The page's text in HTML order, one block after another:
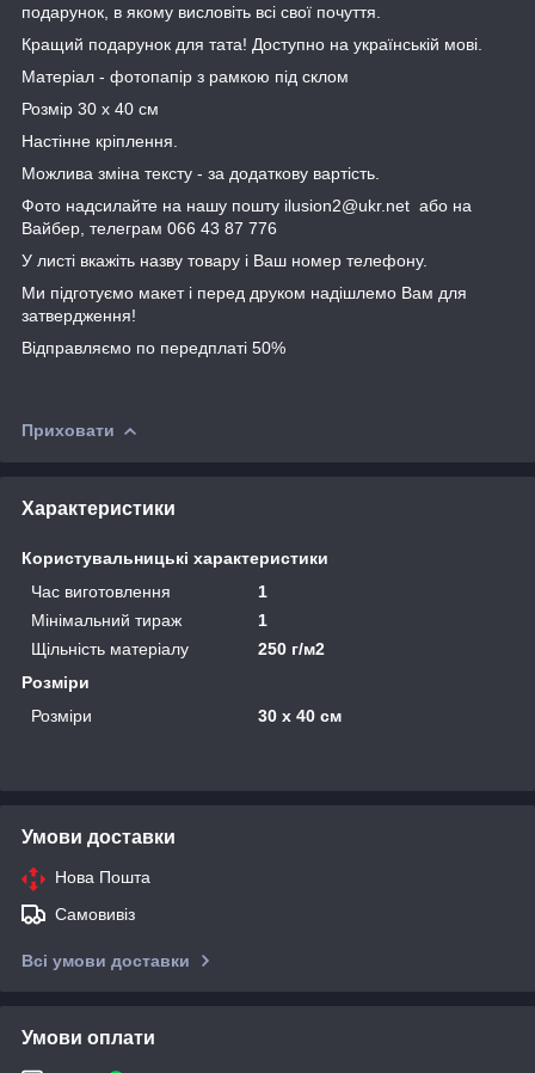
подарунок, в якому висловіть всі свої почуття.
Кращий подарунок для тата! Доступно на українській мові.
Матеріал - фотопапір з рамкою під склом
Розмір 30 х 40 см
Настінне кріплення.
Можлива зміна тексту - за додаткову вартість.
Фото надсилайте на нашу пошту ilusion2@ukr.net або на
Вайбер, телеграм 066 43 87 776
У листі вкажіть назву товару і Ваш номер телефону.
Ми підготуємо макет і перед друком надішлемо Вам для
затвердження!
Відправляємо по передплаті 50%
Приховати
Характеристики
Користувальницькі характеристики
Час виготовлення
1
Мінімальний тираж
1
Щільність матеріалу
250 г/м2
Розміри
Розміри
30 х 40 см
Умови доставки
Нова Пошта
Самовивіз
Всі умови доставки
Умови оплати